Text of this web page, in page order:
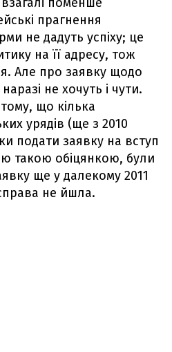
прагнення
не дадуть успіху; це
на її адресу, тож
Але про заявку щодо
не хочуть і чути.
що кілька
урядів (ще з 2010
подати заявку на вступ
такою обіцянкою, були
ще у далекому 2011
не йшла.